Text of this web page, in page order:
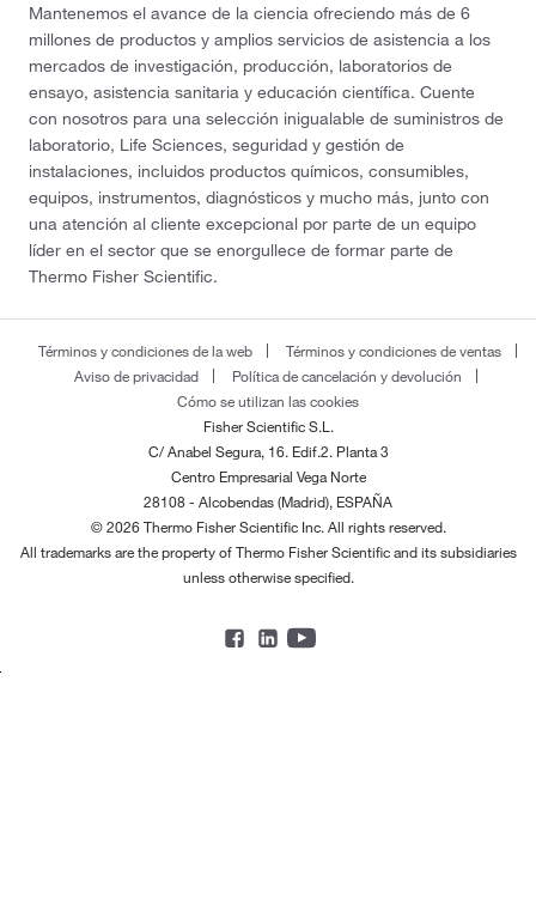
Mantenemos el avance de la ciencia ofreciendo más de 6
millones de productos y amplios servicios de asistencia a los
mercados de investigación, producción, laboratorios de
ensayo, asistencia sanitaria y educación científica. Cuente
con nosotros para una selección inigualable de suministros de
laboratorio, Life Sciences, seguridad y gestión de
instalaciones, incluidos productos químicos, consumibles,
equipos, instrumentos, diagnósticos y mucho más, junto con
una atención al cliente excepcional por parte de un equipo
líder en el sector que se enorgullece de formar parte de
Thermo Fisher Scientific.
Términos y condiciones de la web
Términos y condiciones de ventas
Aviso de privacidad
Política de cancelación y devolución
Cómo se utilizan las cookies
Fisher Scientific S.L.
C/ Anabel Segura, 16. Edif.2. Planta 3
Centro Empresarial Vega Norte
28108 - Alcobendas (Madrid), ESPAÑA
© 2026 Thermo Fisher Scientific Inc. All rights reserved.
All trademarks are the property of Thermo Fisher Scientific and its subsidiaries
unless otherwise specified.